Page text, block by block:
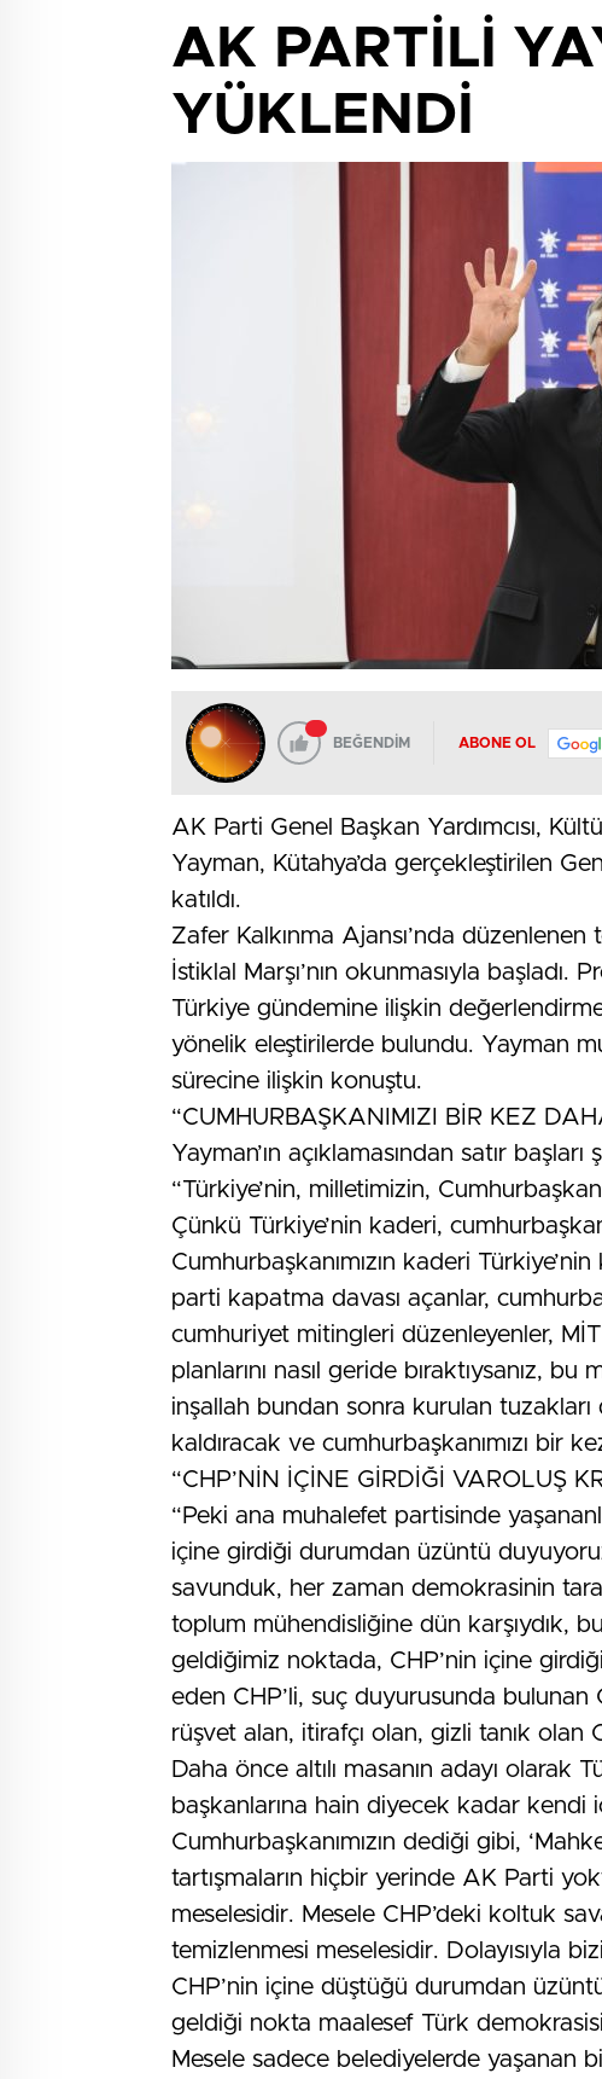
AK PARTİLİ
YÜKLENDİ
BEĞENDİM ABONE OL
AK Parti Genel Başkan Yardımcısı,
Yayman, Kütahya’da gerçekleştirilen
katıldı.
Zafer Kalkınma Ajansı’nda düzenlenen
İstiklal Marşı’nın okunmasıyla
Türkiye gündemine ilişkin
yönelik eleştirilerde bulundu. Yayman
sürecine ilişkin konuştu.
“CUMHURBAŞKANIMIZI BİR KEZ
Yayman’ın açıklamasından satır başları
“Türkiye’nin, milletimizin,
Çünkü Türkiye’nin kaderi,
Cumhurbaşkanımızın kaderi
parti kapatma davası açanlar,
cumhuriyet mitingleri düzenleyenler,
planlarını nasıl geride bıraktıysanız,
inşallah bundan sonra kurulan
kaldıracak ve cumhurbaşkanımızı bir
“CHP’NİN İÇİNE GİRDİĞİ VAROLUŞ
“Peki ana muhalefet partisinde
içine girdiği durumdan üzüntü
savunduk, her zaman demokrasinin
toplum mühendisliğine dün karşıydık,
geldiğimiz noktada, CHP’nin içine
eden CHP’li, suç duyurusunda bulunan
rüşvet alan, itirafçı olan, gizli tanık olan
Daha önce altılı masanın adayı olarak
başkanlarına hain diyecek kadar
Cumhurbaşkanımızın dediği gibi,
tartışmaların hiçbir yerinde AK Parti
meselesidir. Mesele CHP’deki koltuk
temizlenmesi meselesidir. Dolayısıyla
CHP’nin içine düştüğü durumdan
geldiği nokta maalesef Türk
Mesele sadece belediyelerde yaşanan